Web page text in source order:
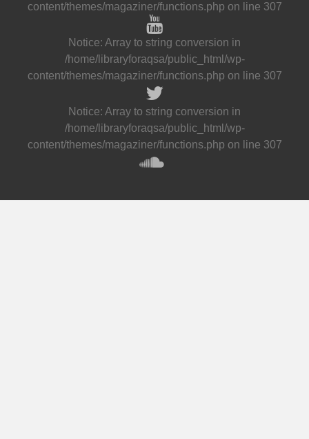
content/themes/magaziner/functions.php on line 307
Notice: Array to string conversion in
/home/libraryforaqsa/public_html/wp-
content/themes/magaziner/functions.php on line 307
Notice: Array to string conversion in
/home/libraryforaqsa/public_html/wp-
content/themes/magaziner/functions.php on line 307